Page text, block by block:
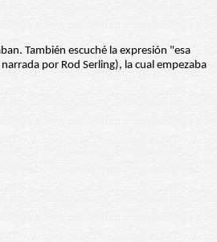
También escuché la expresión "esa
por Rod Serling), la cual empezaba